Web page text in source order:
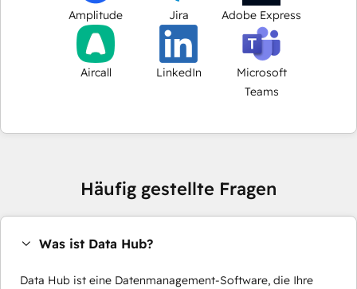
Amplitude Jira Adobe Express
Aircall LinkedIn
Microsoft
Teams
Häufig gestellte Fragen
Was ist Data Hub?
Data Hub ist eine Datenmanagement-Software, die Ihre